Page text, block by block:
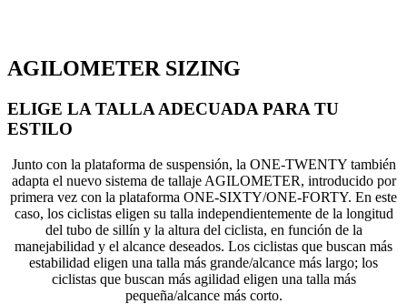
AGILOMETER SIZING
ELIGE LA TALLA ADECUADA PARA TU
ESTILO
Junto con la plataforma de suspensión, la ONE-TWENTY también
adapta el nuevo sistema de tallaje AGILOMETER, introducido por
primera vez con la plataforma ONE-SIXTY/ONE-FORTY. En este
caso, los ciclistas eligen su talla independientemente de la longitud
del tubo de sillín y la altura del ciclista, en función de la
manejabilidad y el alcance deseados. Los ciclistas que buscan más
estabilidad eligen una talla más grande/alcance más largo; los
ciclistas que buscan más agilidad eligen una talla más
pequeña/alcance más corto.